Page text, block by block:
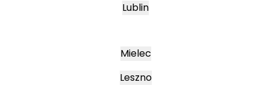
Lublin
Mielec
Leszno